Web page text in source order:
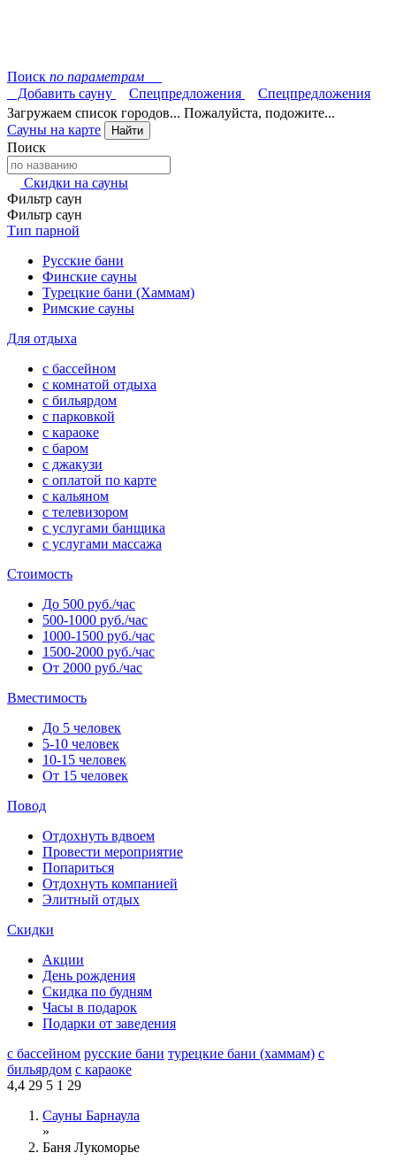
Поиск по параметрам
Добавить сауну
Спецпредложения
Спецпредложения
Загружаем список городов... Пожалуйста, подожите...
Сауны на карте
Найти
Поиск
Скидки на сауны
Фильтр саун
Фильтр саун
Тип парной
Русские бани
Финские сауны
Турецкие бани (Хаммам)
Римские сауны
Для отдыха
с бассейном
с комнатой отдыха
с бильярдом
с парковкой
с караоке
с баром
с джакузи
с оплатой по карте
с кальяном
с телевизором
с услугами банщика
с услугами массажа
Стоимость
До 500 руб./час
500-1000 руб./час
1000-1500 руб./час
1500-2000 руб./час
От 2000 руб./час
Вместимость
До 5 человек
5-10 человек
10-15 человек
От 15 человек
Повод
Отдохнуть вдвоем
Провести мероприятие
Попариться
Отдохнуть компанией
Элитный отдых
Скидки
Акции
День рождения
Скидка по будням
Часы в подарок
Подарки от заведения
с бассейном русские бани турецкие бани (хаммам) с
бильярдом с караоке
4,4 29 5 1 29
Сауны Барнаула
»
Баня Лукоморье